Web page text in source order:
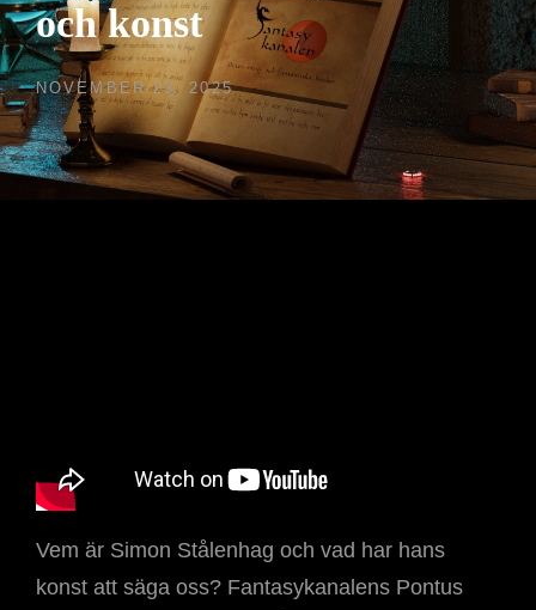
och konst
PUBLICERAT
DEN
NOVEMBER 23, 2025
Vem är Simon Stålenhag och vad har hans
konst att säga oss? Fantasykanalens Pontus